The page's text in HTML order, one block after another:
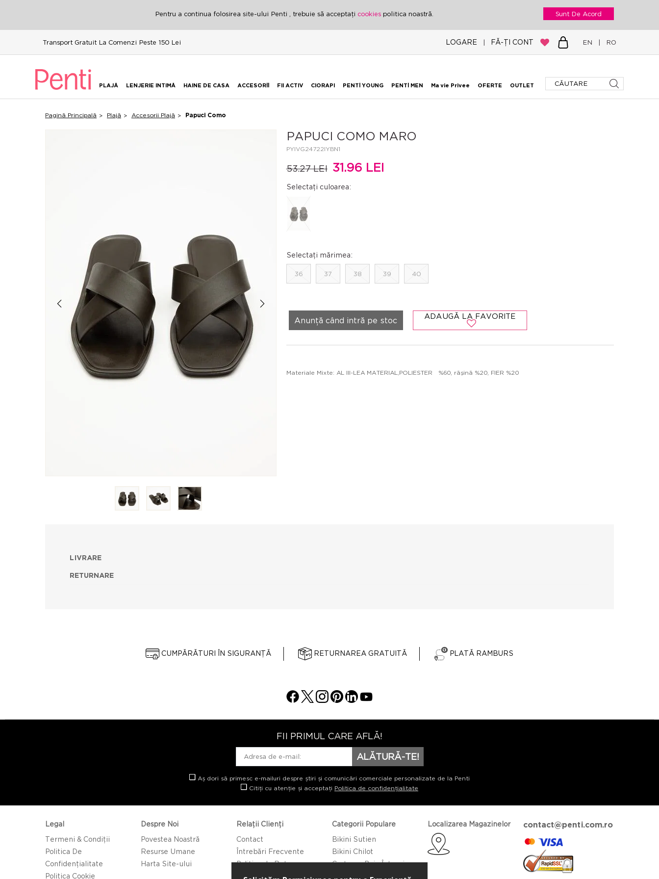
Pentru a continua folosirea site-ului Penti , trebuie să acceptați cookies politica noastră. Sunt De Acord
Transport Gratuit La Comenzi Peste 150 Lei LOGARE | FĂ-ȚI CONT EN | RO
PLAJĂ LENJERIE INTIMĂ HAINE DE CASA ACCESORİİ FII ACTIV CIORAPI PENTİ YOUNG PENTİ MEN Ma vie Privee OFERTE OUTLET
Pagină Principală Plajă Accesorii Plajă Papuci Como
PAPUCI COMO MARO
PYIVG24722IYBN1
53.27 LEI 31.96 LEI
Selectați culoarea:
Selectați mărimea:
36 37 38 39 40
Anunță când intră pe stoc ADAUGĂ LA FAVORITE
Materiale Mixte: AL III-LEA MATERIAL,POLIESTER %60, răşină %20, FIER %20
LIVRARE
RETURNARE
CUMPĂRĂTURI ÎN SIGURANȚĂ RETURNAREA GRATUITĂ PLATĂ RAMBURS
FII PRIMUL CARE AFLĂ!
ALĂTURĂ-TE!
Aș dori să primesc e-mailuri despre știri și comunicări comerciale personalizate de la Penti
Citiți cu atenție și acceptați Politica de confidențialitate
Legal
Termeni & Condiții
Politica De
Confidențialitate
Politica Cookie
Despre Noi
Povestea Noastră
Resurse Umane
Harta Site-ului
Relații Clienți
Contact
Întrebări Frecvente
Politica de Returnare
Categorii Populare
Bikini Sutien
Bikini Chilot
Costume Baie Întregi
Caftan/Pareo
Localizarea Magazinelor contact@penti.com.ro